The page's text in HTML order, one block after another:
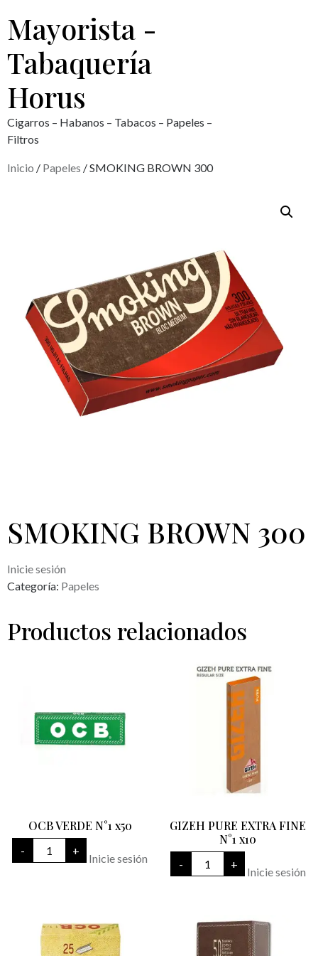
Mayorista -
Tabaquería
Horus
Cigarros – Habanos – Tabacos – Papeles –
Filtros
Inicio / Papeles / SMOKING BROWN 300
SMOKING BROWN 300
Inicie sesión
Categoría: Papeles
Productos relacionados
OCB VERDE N°1 x50
-
OCB
VERDE
N°1
+
Inicie sesión
GIZEH PURE EXTRA FINE
N°1 x10
-
GIZEH
PURE
EXTRA
cantidad
+
Inicie sesión